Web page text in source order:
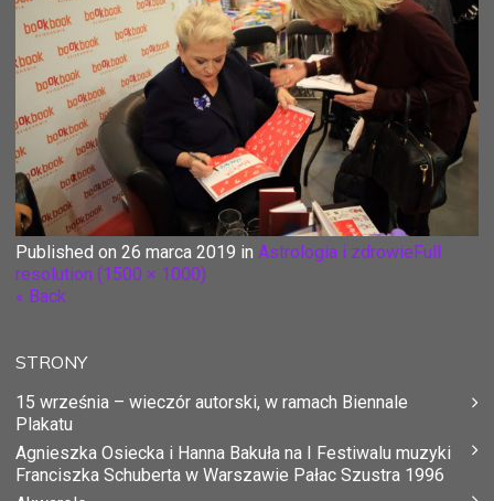
Published on 26 marca 2019 in Astrologia i zdrowieFull
resolution (1500 × 1000)
« Back
STRONY
15 września – wieczór autorski, w ramach Biennale
Plakatu
Agnieszka Osiecka i Hanna Bakuła na I Festiwalu muzyki
Franciszka Schuberta w Warszawie Pałac Szustra 1996